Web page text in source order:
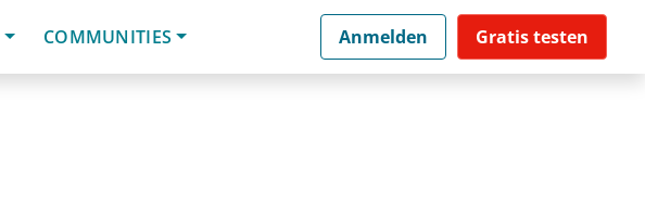
COMMUNITIES Anmelden Gratis testen